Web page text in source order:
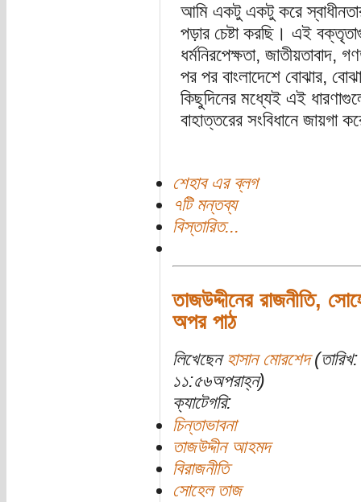
আমি একটু একটু করে
পড়ার চেষ্টা করছি। এই
ধর্মনিরপেক্ষতা,
পর পর বাংলাদেশে বোঝার,
কিছুদিনের মধ্যেই এই
বাহাত্তরের সংবিধানে
শেহাব এর ব্লগ
৭টি মন্তব্য
বিস্তারিত...
তাজউদ্দীনের রাজনীতি,
অপর পাঠ
লিখেছেন হাসান মোরশেদ
১১:৫৬অপরাহ্ন)
ক্যাটেগরি:
চিন্তাভাবনা
তাজউদ্দীন আহমদ
বিরাজনীতি
সোহেল তাজ